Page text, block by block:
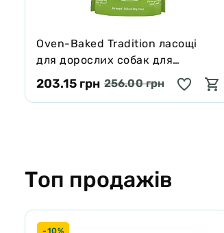
Oven-Baked Tradition ласощі
для дорослих собак для
захисту зубів та ясен 284 г
203.15 грн 256.00 грн
Топ продажів
-10%